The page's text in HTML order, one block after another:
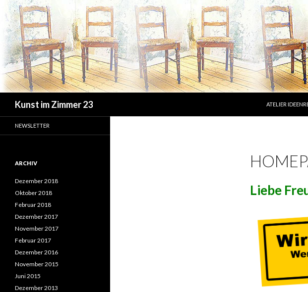
Kunst im Zimmer 23
ATELIER
Liebe
NEWSLETTER
ARCHIV
Dezember 2018
Oktober 2018
Februar 2018
Dezember 2017
November 2017
Februar 2017
Dezember 2016
November 2015
Juni 2015
Dezember 2013